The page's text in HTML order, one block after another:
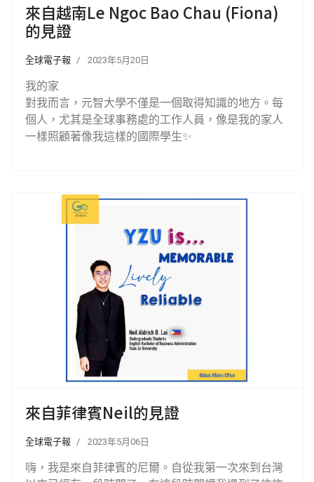
來自越南Le Ngoc Bao Chau (Fiona)
的見證
全球電子報 2023年5月20日
我的家
對我而言，元智大學不僅是一個取得知識的地方。每
個人，尤其是全球事務處的工作人員，像是我的家人
一樣照顧著像我這樣的國際學生✨️
來自菲律賓Neil的見證
全球電子報 2023年5月06日
嗨，我是來自菲律賓的尼爾。自從我第一次來到台灣